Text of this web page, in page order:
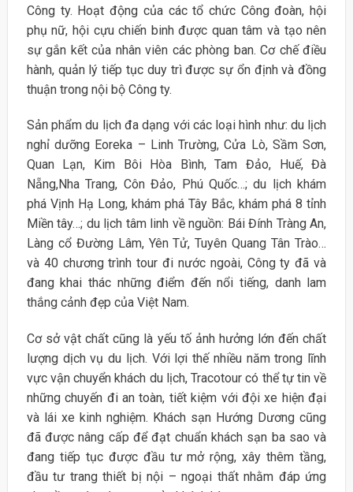
Công ty. Hoạt động của các tổ chức Công đoàn, hội
phụ nữ, hội cựu chiến binh được quan tâm và tạo nên
sự gắn kết của nhân viên các phòng ban. Cơ chế điều
hành, quản lý tiếp tục duy trì được sự ổn định và đồng
thuận trong nội bộ Công ty.
Sản phẩm du lịch đa dạng với các loại hình như: du lịch
nghỉ dưỡng Eoreka – Linh Trường, Cửa Lò, Sầm Sơn,
Quan Lạn, Kim Bôi Hòa Bình, Tam Đảo, Huế, Đà
Nẵng,Nha Trang, Côn Đảo, Phú Quốc…; du lịch khám
phá Vịnh Hạ Long, khám phá Tây Bắc, khám phá 8 tỉnh
Miền tây…; du lịch tâm linh về nguồn: Bái Đính Tràng An,
Làng cổ Đường Lâm, Yên Tử, Tuyên Quang Tân Trào…
và 40 chương trình tour đi nước ngoài, Công ty đã và
đang khai thác những điểm đến nổi tiếng, danh lam
thắng cảnh đẹp của Việt Nam.
Cơ sở vật chất cũng là yếu tố ảnh hưởng lớn đến chất
lượng dịch vụ du lịch. Với lợi thế nhiều năm trong lĩnh
vực vận chuyển khách du lịch, Tracotour có thể tự tin về
những chuyến đi an toàn, tiết kiệm với đội xe hiện đại
và lái xe kinh nghiệm. Khách sạn Hướng Dương cũng
đã được nâng cấp để đạt chuẩn khách sạn ba sao và
đang tiếp tục được đầu tư mở rộng, xây thêm tầng,
đầu tư trang thiết bị nội – ngoại thất nhằm đáp ứng